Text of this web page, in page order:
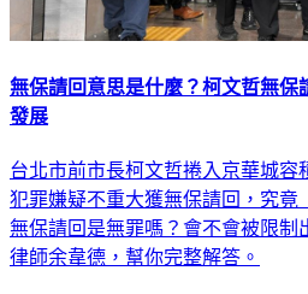
無保請回意思是什麼？柯文哲無保
發展
台北市前市長柯文哲捲入京華城容
犯罪嫌疑不重大獲無保請回，究竟
無保請回是無罪嗎？會不會被限制
律師余韋德，幫你完整解答。